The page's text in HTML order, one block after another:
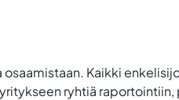
Kaikki
ryhtiä